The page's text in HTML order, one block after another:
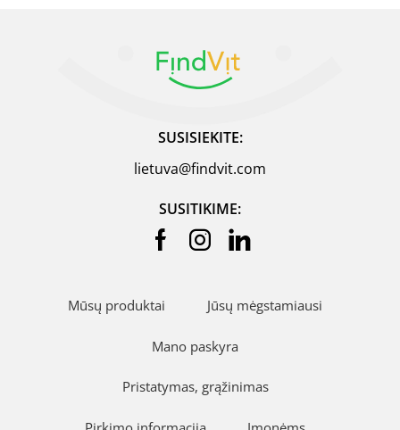
SUSISIEKITE:
lietuva@findvit.com
SUSITIKIME:
Mūsų produktai Jūsų mėgstamiausi
Mano paskyra
Pristatymas, grąžinimas